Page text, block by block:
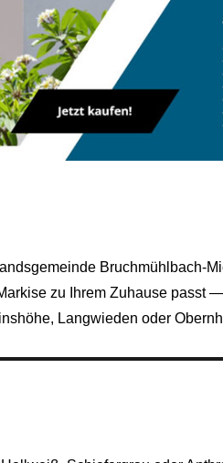
zu Ihrem Zuhause passt
Langwieden oder